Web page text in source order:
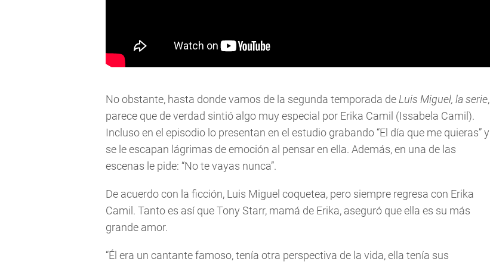
No obstante, hasta donde vamos de la segunda temporada de Luis Miguel, la serie,
parece que de verdad sintió algo muy especial por Erika Camil (Issabela Camil).
Incluso en el episodio lo presentan en el estudio grabando “El día que me quieras” y
se le escapan lágrimas de emoción al pensar en ella. Además, en una de las
escenas le pide: “No te vayas nunca”.
De acuerdo con la ficción, Luis Miguel coquetea, pero siempre regresa con Erika
Camil. Tanto es así que Tony Starr, mamá de Erika, aseguró que ella es su más
grande amor.
“Él era un cantante famoso, tenía otra perspectiva de la vida, ella tenía sus